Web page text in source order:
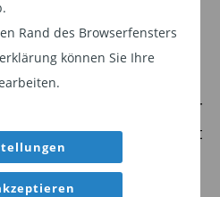
Rand des Browserfensters
können Sie Ihre
beleuchtet Finanz- und
im Auftrag von
Hintergründe und
Teil 1: Warum Kupfer für
Welt so dringend benötigt